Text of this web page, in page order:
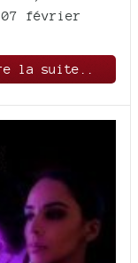
07 février
la suite..